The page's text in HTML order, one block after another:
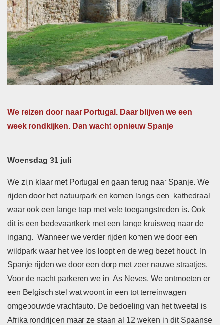
We reizen door naar Portugal. Daar blijven we een
week rondkijken. Dan wacht opnieuw Spanje
Woensdag 31 juli
We zijn klaar met Portugal en gaan terug naar Spanje. We
rijden door het natuurpark en komen langs een kathedraal
waar ook een lange trap met vele toegangstreden is. Ook
dit is een bedevaartkerk met een lange kruisweg naar de
ingang. Wanneer we verder rijden komen we door een
wildpark waar het vee los loopt en de weg bezet houdt. In
Spanje rijden we door een dorp met zeer nauwe straatjes.
Voor de nacht parkeren we in As Neves. We ontmoeten er
een Belgisch stel wat woont in een tot terreinwagen
omgebouwde vrachtauto. De bedoeling van het tweetal is
Afrika rondrijden maar ze staan al 12 weken in dit Spaanse